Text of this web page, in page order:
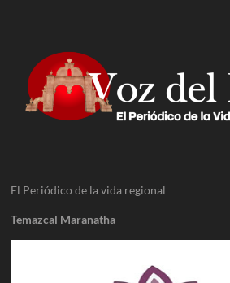
El Periódico de la vida regional
Temazcal Maranatha